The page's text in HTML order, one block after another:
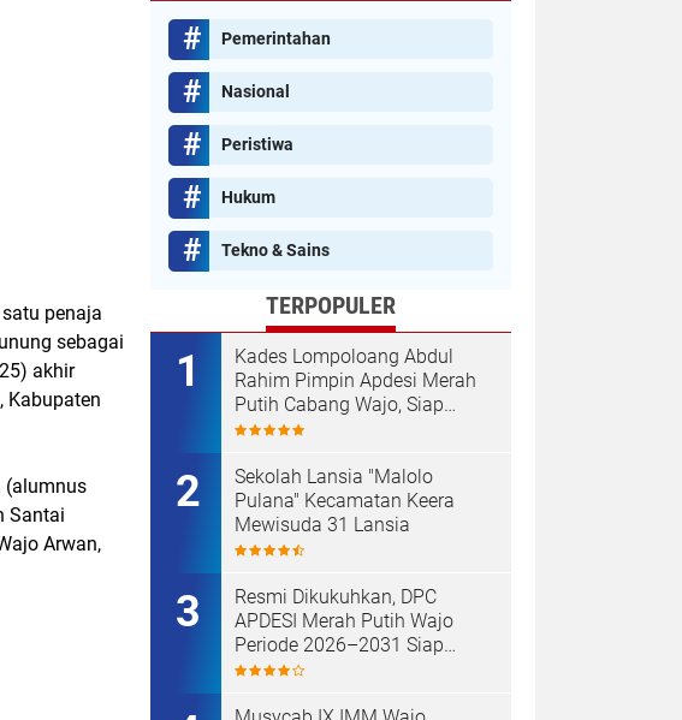
penaja
sebagai
akhir
Kabupaten
(alumnus
Santai
Arwan,
Pemerintahan
Nasional
Peristiwa
Hukum
Tekno & Sains
TERPOPULER
Kades Lompoloang Abdul
Rahim Pimpin Apdesi Merah
Putih Cabang Wajo, Siap
Kawal Koperasi Merah Putih
Sekolah Lansia "Malolo
Pulana" Kecamatan Keera
Mewisuda 31 Lansia
Resmi Dikukuhkan, DPC
APDESI Merah Putih Wajo
Periode 2026–2031 Siap
Kawal Kemajuan Desa dan